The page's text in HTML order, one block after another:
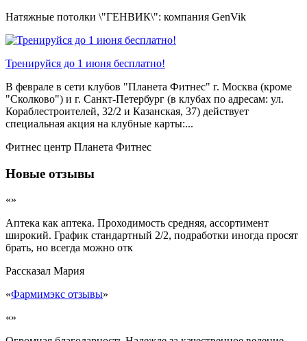
Натяжные потолки \"ГЕНВИК\": компания GenVik
Тренируйся до 1 июня бесплатно!
В феврале в сети клубов "Планета Фитнес" г. Москва (кроме
"Сколково") и г. Санкт-Петербург (в клубах по адресам: ул.
Кораблестроителей, 32/2 и Казанская, 37) действует
специальная акция на клубные карты:...
Фитнес центр Планета Фитнес
Новые отзывы
«»
Аптека как аптека. Проходимость средняя, ассортимент
широкий. График стандартный 2/2, подработки иногда просят
брать, но всегда можно отк
Рассказал Мария
«Фармимэкс отзывы»
«»